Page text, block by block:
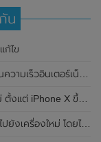
น
ก้ไข
น็ต 3BB Fiber ด้วยตัวเอง
แต่ iPhone X ขึ้นไป
ม่ โดยไม่ผ่านคอมพิวเตอร์